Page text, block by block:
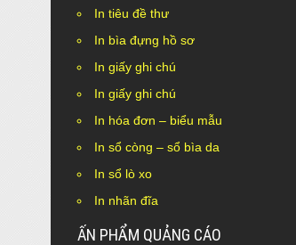
In tiêu đề thư
In bìa đựng hồ sơ
In giấy ghi chú
In giấy ghi chú
In hóa đơn – biểu mẫu
In sổ còng – sổ bìa da
In sổ lò xo
In nhãn đĩa
ẤN PHẨM QUẢNG CÁO